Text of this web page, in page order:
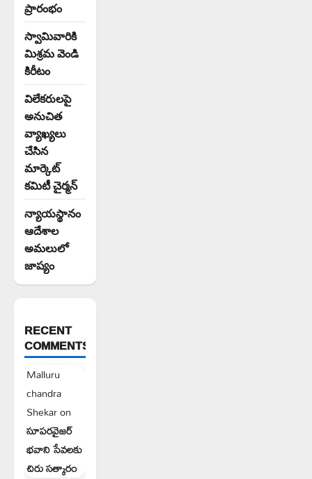
ప్రారంభం
స్వామివారికి
మిశ్రమ వెండి
కిరీటం
విలేకరులపై
అనుచిత
వ్యాఖ్యలు
చేసిన
మార్కెట్
కమిటీ చైర్మన్‌
న్యాయస్థానం
ఆదేశాల
అమలులో
జాప్యం
RECENT
COMMENTS
Malluru
chandra
Shekaron
సూపరవైజర్
భవాని సేవలకు
చిరు సత్కారం